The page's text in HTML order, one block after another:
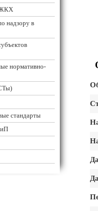
ЖКХ
надзору в
нормативно-
стандарты